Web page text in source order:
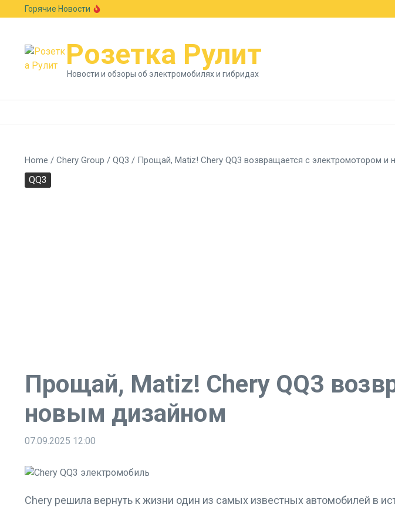
Перейти к содержанию
Горячие Новости
В стиле Neue Klasse: BMW показала новый кроссовер X5 с мотором B58 и запасом
Розетка Рулит
Новости и обзоры об электромобилях и гибридах
Home / Chery Group / QQ3 / Прощай, Matiz! Chery QQ3 возвращается с электромотором и
QQ3
Прощай, Matiz! Chery QQ3
новым дизайном
07.09.2025 12:00
Chery решила вернуть к жизни один из самых известных автомобилей в